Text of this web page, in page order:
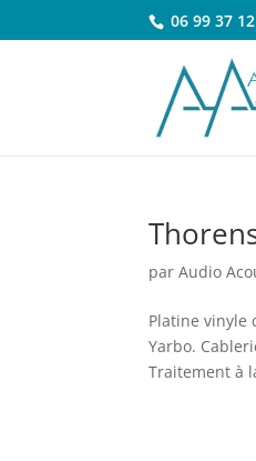
06 99 37
parAudio
Platine vinyle
Yarbo.
Traitement à